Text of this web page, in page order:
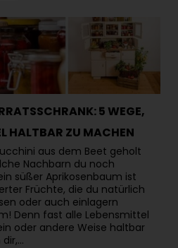
5 WEGE,
HALTBAR ZU MACHEN
aus dem Beet geholt
Nachbarn du noch
süßer Aprikosenbaum ist
Früchte, die du natürlich
oder auch einlagern
Denn fast alle Lebensmittel
oder andere Weise haltbar